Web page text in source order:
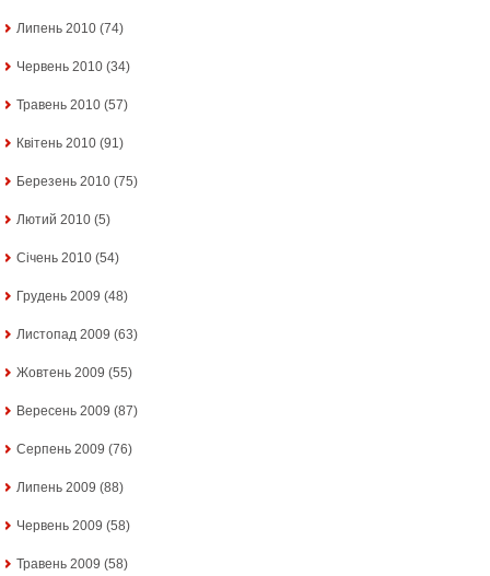
Липень 2010 (74)
Червень 2010 (34)
Травень 2010 (57)
Квітень 2010 (91)
Березень 2010 (75)
Лютий 2010 (5)
Січень 2010 (54)
Грудень 2009 (48)
Листопад 2009 (63)
Жовтень 2009 (55)
Вересень 2009 (87)
Серпень 2009 (76)
Липень 2009 (88)
Червень 2009 (58)
Травень 2009 (58)